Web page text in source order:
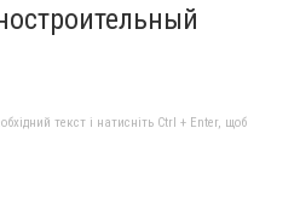
текст і натисніть Ctrl + Enter, щоб